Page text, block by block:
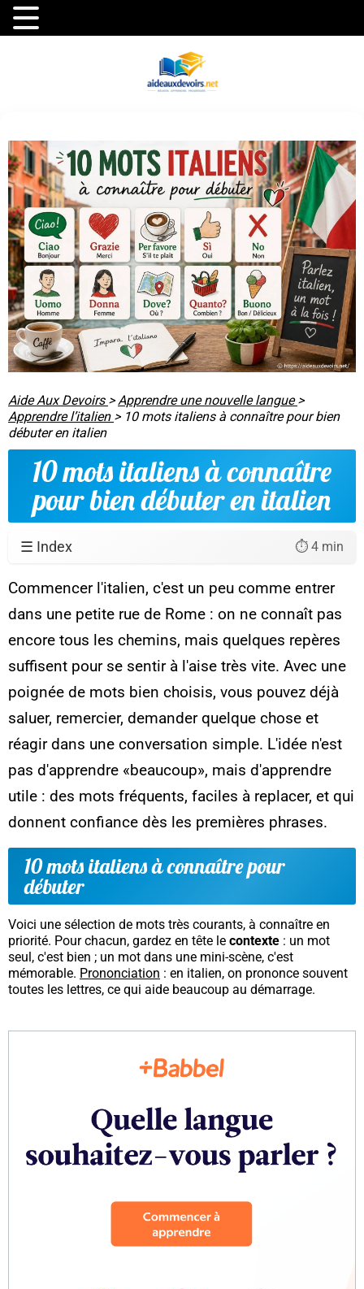
Aide Aux Devoirs > Apprendre une nouvelle langue >
Apprendre l’italien > 10 mots italiens à connaître pour bien
débuter en italien
10 mots italiens à connaître
pour bien débuter en italien
☰ Index ⏱️ 4 min
Commencer l'italien, c'est un peu comme entrer
dans une petite rue de Rome : on ne connaît pas
encore tous les chemins, mais quelques repères
suffisent pour se sentir à l'aise très vite. Avec une
poignée de mots bien choisis, vous pouvez déjà
saluer, remercier, demander quelque chose et
réagir dans une conversation simple. L'idée n'est
pas d'apprendre «beaucoup», mais d'apprendre
utile : des mots fréquents, faciles à replacer, et qui
donnent confiance dès les premières phrases.
10 mots italiens à connaître pour
débuter
Voici une sélection de mots très courants, à connaître en
priorité. Pour chacun, gardez en tête le contexte : un mot
seul, c'est bien ; un mot dans une mini-scène, c'est
mémorable. Prononciation : en italien, on prononce souvent
toutes les lettres, ce qui aide beaucoup au démarrage.